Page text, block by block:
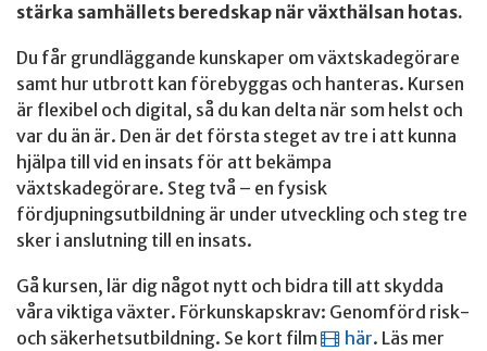
stärka samhällets beredskap när växthälsan hotas.
Du får grundläggande kunskaper om växtskadegörare
samt hur utbrott kan förebyggas och hanteras. Kursen
är flexibel och digital, så du kan delta när som helst och
var du än är. Den är det första steget av tre i att kunna
hjälpa till vid en insats för att bekämpa
växtskadegörare. Steg två – en fysisk
fördjupningsutbildning är under utveckling och steg tre
sker i anslutning till en insats.
Gå kursen, lär dig något nytt och bidra till att skydda
våra viktiga växter. Förkunskapskrav: Genomförd risk-
och säkerhetsutbildning. Se kort film
här. Läs mer